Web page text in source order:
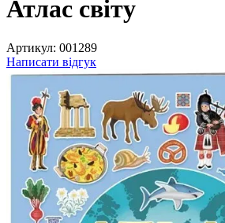
Атлас світу
Артикул: 001289
Написати відгук